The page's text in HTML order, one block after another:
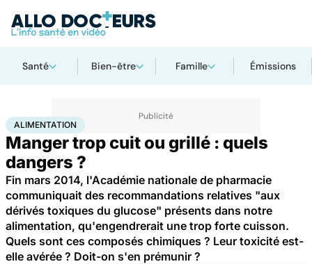
Santé Bien-être Famille Émissions
AccueilSantéMaladies Alimentation
ALIMENTATION
Manger trop cuit ou grillé : quels
dangers ?
Fin mars 2014, l'Académie nationale de pharmacie
communiquait des recommandations relatives "aux
dérivés toxiques du glucose" présents dans notre
alimentation, qu'engendrerait une trop forte cuisson.
Quels sont ces composés chimiques ? Leur toxicité est-
elle avérée ? Doit-on s'en prémunir ?